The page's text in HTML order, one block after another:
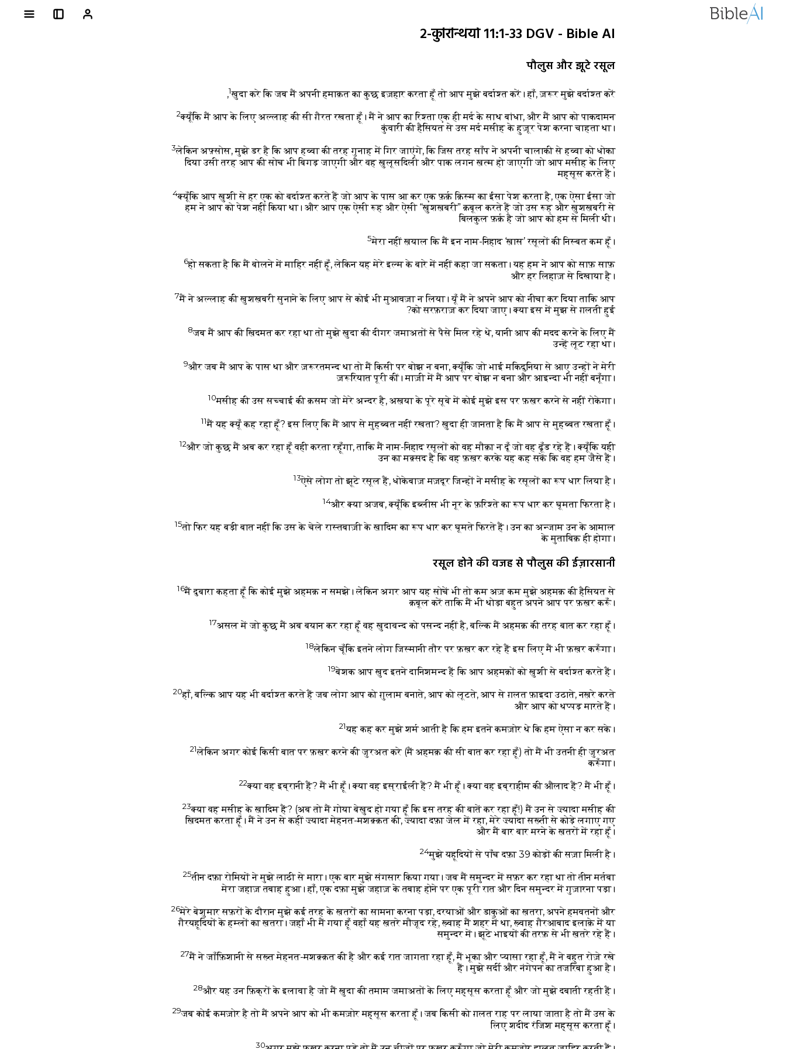
२-कुरिन्थियों 11:1-33 DGV - Bible AI
पौलुस और झूटे रसूल
1ख़ुदा करे कि जब मैं अपनी हमाक़त का कुछ इज़हार करता हूँ तो आप मुझे बर्दाश्त करें। हाँ, ज़रूर मुझे बर्दाश्त करें,
2क्यूँकि मैं आप के लिए अल्लाह की सी ग़ैरत रखता हूँ। मैं ने आप का रिश्ता एक ही मर्द के साथ बांधा, और मैं आप को पाकदामन
कुंवारी की हैसियत से उस मर्द मसीह के हुज़ूर पेश करना चाहता था।
3लेकिन अफ़्सोस, मुझे डर है कि आप हव्वा की तरह गुनाह में गिर जाएंगे, कि जिस तरह साँप ने अपनी चालाकी से हव्वा को धोका
दिया उसी तरह आप की सोच भी बिगड़ जाएगी और वह ख़ुलूसदिली और पाक लगन ख़त्म हो जाएगी जो आप मसीह के लिए
मह्सूस करते हैं।
4क्यूँकि आप ख़ुशी से हर एक को बर्दाश्त करते हैं जो आप के पास आ कर एक फ़र्क़ क़िस्म का ईसा पेश करता है, एक ऐसा ईसा जो
हम ने आप को पेश नहीं किया था। और आप एक ऐसी रूह और ऐसी “ख़ुशख़बरी” क़बूल करते हैं जो उस रूह और ख़ुशख़बरी से
बिलकुल फ़र्क़ है जो आप को हम से मिली थी।
5मेरा नहीं ख़याल कि मैं इन नाम-निहाद ‘ख़ास’ रसूलों की निस्बत कम हूँ।
6हो सकता है कि मैं बोलने में माहिर नहीं हूँ, लेकिन यह मेरे इल्म के बारे में नहीं कहा जा सकता। यह हम ने आप को साफ़ साफ़
और हर लिहाज़ से दिखाया है।
7मैं ने अल्लाह की ख़ुशख़बरी सुनाने के लिए आप से कोई भी मुआवज़ा न लिया। यूँ मैं ने अपने आप को नीचा कर दिया ताकि आप
को सरफ़राज़ कर दिया जाए। क्या इस में मुझ से ग़लती हुई?
8जब मैं आप की ख़िदमत कर रहा था तो मुझे ख़ुदा की दीगर जमाअतों से पैसे मिल रहे थे, यानी आप की मदद करने के लिए मैं
उन्हें लूट रहा था।
9और जब मैं आप के पास था और ज़रूरतमन्द था तो मैं किसी पर बोझ न बना, क्यूँकि जो भाई मकिदुनिया से आए उन्हों ने मेरी
ज़रूरियात पूरी कीं। माज़ी में मैं आप पर बोझ न बना और आइन्दा भी नहीं बनूँगा।
10मसीह की उस सच्चाई की क़सम जो मेरे अन्दर है, अख़या के पूरे सूबे में कोई मुझे इस पर फ़ख़र करने से नहीं रोकेगा।
11मैं यह क्यूँ कह रहा हूँ? इस लिए कि मैं आप से मुहब्बत नहीं रखता? ख़ुदा ही जानता है कि मैं आप से मुहब्बत रखता हूँ।
12और जो कुछ मैं अब कर रहा हूँ वही करता रहूँगा, ताकि मैं नाम-निहाद रसूलों को वह मौक़ा न दूँ जो वह ढूँड रहे हैं। क्यूँकि यही
उन का मक़्सद है कि वह फ़ख़र करके यह कह सकें कि वह हम जैसे हैं।
13ऐसे लोग तो झूटे रसूल हैं, धोकेबाज़ मज़दूर जिन्हों ने मसीह के रसूलों का रूप धार लिया है।
14और क्या अजब, क्यूँकि इब्लीस भी नूर के फ़रिश्ते का रूप धार कर घूमता फिरता है।
15तो फिर यह बड़ी बात नहीं कि उस के चेले रास्तबाज़ी के ख़ादिम का रूप धार कर घूमते फिरते हैं। उन का अन्जाम उन के आमाल
के मुताबिक़ ही होगा।
रसूल होने की वजह से पौलुस की ईज़ारसानी
16मैं दुबारा कहता हूँ कि कोई मुझे अहमक़ न समझे। लेकिन अगर आप यह सोचें भी तो कम अज़ कम मुझे अहमक़ की हैसियत से
क़बूल करें ताकि मैं भी थोड़ा बहुत अपने आप पर फ़ख़र करूँ।
17असल में जो कुछ मैं अब बयान कर रहा हूँ वह ख़ुदावन्द को पसन्द नहीं है, बल्कि मैं अहमक़ की तरह बात कर रहा हूँ।
18लेकिन चूँकि इतने लोग जिस्मानी तौर पर फ़ख़र कर रहे हैं इस लिए मैं भी फ़ख़र करूँगा।
19बेशक आप ख़ुद इतने दानिशमन्द हैं कि आप अहमक़ों को ख़ुशी से बर्दाश्त करते हैं।
20हाँ, बल्कि आप यह भी बर्दाश्त करते हैं जब लोग आप को ग़ुलाम बनाते, आप को लूटते, आप से ग़लत फ़ाइदा उठाते, नख़रे करते
और आप को थप्पड़ मारते हैं।
21यह कह कर मुझे शर्म आती है कि हम इतने कमज़ोर थे कि हम ऐसा न कर सके।
21लेकिन अगर कोई किसी बात पर फ़ख़र करने की जुरअत करे (मैं अहमक़ की सी बात कर रहा हूँ) तो मैं भी उतनी ही जुरअत
करूँगा।
22क्या वह इब्रानी हैं? मैं भी हूँ। क्या वह इस्राईली हैं? मैं भी हूँ। क्या वह इब्राहीम की औलाद हैं? मैं भी हूँ।
23क्या वह मसीह के ख़ादिम हैं? (अब तो मैं गोया बेख़ुद हो गया हूँ कि इस तरह की बातें कर रहा हूँ!) मैं उन से ज़्यादा मसीह की
ख़िदमत करता हूँ। मैं ने उन से कहीं ज़्यादा मेहनत-मशक़्क़त की, ज़्यादा दफ़ा जेल में रहा, मेरे ज़्यादा सख़्ती से कोड़े लगाए गए
और मैं बार बार मरने के ख़तरों में रहा हूँ।
24मुझे यहूदियों से पाँच दफ़ा 39 कोड़ों की सज़ा मिली है।
25तीन दफ़ा रोमियों ने मुझे लाठी से मारा। एक बार मुझे संगसार किया गया। जब मैं समुन्दर में सफ़र कर रहा था तो तीन मर्तबा
मेरा जहाज़ तबाह हुआ। हाँ, एक दफ़ा मुझे जहाज़ के तबाह होने पर एक पूरी रात और दिन समुन्दर में गुज़ारना पड़ा।
26मेरे बेशुमार सफ़रों के दौरान मुझे कई तरह के ख़तरों का सामना करना पड़ा, दरयाओं और डाकुओं का ख़तरा, अपने हमवतनों और
ग़ैरयहूदियों के हम्लों का ख़तरा। जहाँ भी मैं गया हूँ वहाँ यह ख़तरे मौजूद रहे, ख़्वाह मैं शहर में था, ख़्वाह ग़ैरआबाद इलाक़े में या
समुन्दर में। झूटे भाइयों की तरफ़ से भी ख़तरे रहे हैं।
27मैं ने जाँफ़िशानी से सख़्त मेहनत-मशक़्क़त की है और कई रात जागता रहा हूँ, मैं भूका और प्यासा रहा हूँ, मैं ने बहुत रोज़े रखे
हैं। मुझे सर्दी और नंगेपन का तजरिबा हुआ है।
28और यह उन फ़िक्रों के इलावा है जो मैं ख़ुदा की तमाम जमाअतों के लिए मह्सूस करता हूँ और जो मुझे दबाती रहती हैं।
29जब कोई कमज़ोर है तो मैं अपने आप को भी कमज़ोर मह्सूस करता हूँ। जब किसी को ग़लत राह पर लाया जाता है तो मैं उस के
लिए शदीद रंजिश मह्सूस करता हूँ।
30